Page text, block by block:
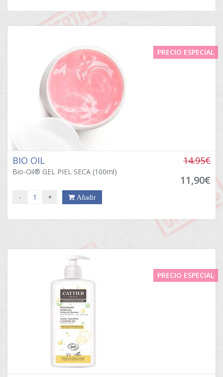
PRECIO ESPECIAL
BIO OIL
Bio-Oil® GEL PIEL SECA (100ml)
14.95€
11,90€
- + Añadir
PRECIO ESPECIAL